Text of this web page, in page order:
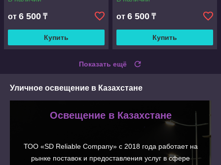
от 6 500 ₸
Купить
от 6 500 ₸
Купить
Показать ещё
Уличное освещение в Казахстане
Освещение в Казахстане
ТОО «SD Reliable Company» с 2018 года работает на
рынке поставок и предоставления услуг в сфере